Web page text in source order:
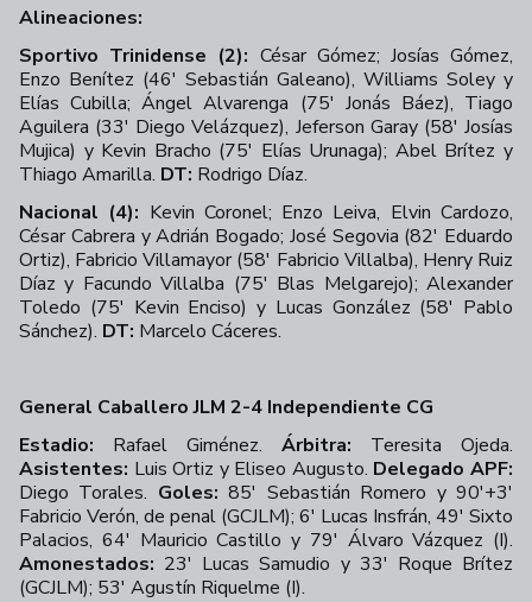
Alineaciones:
Sportivo Trinidense (2): César Gómez; Josías Gómez,
Enzo Benítez (46' Sebastián Galeano), Williams Soley y
Elías Cubilla; Ángel Alvarenga (75' Jonás Báez), Tiago
Aguilera (33' Diego Velázquez), Jeferson Garay (58' Josías
Mujica) y Kevin Bracho (75' Elías Urunaga); Abel Brítez y
Thiago Amarilla. DT: Rodrigo Díaz.
Nacional (4): Kevin Coronel; Enzo Leiva, Elvin Cardozo,
César Cabrera y Adrián Bogado; José Segovia (82' Eduardo
Ortiz), Fabricio Villamayor (58' Fabricio Villalba), Henry Ruiz
Díaz y Facundo Villalba (75' Blas Melgarejo); Alexander
Toledo (75' Kevin Enciso) y Lucas González (58' Pablo
Sánchez). DT: Marcelo Cáceres.
General Caballero JLM 2-4 Independiente CG
Estadio: Rafael Giménez. Árbitra: Teresita Ojeda.
Asistentes: Luis Ortiz y Eliseo Augusto. Delegado APF:
Diego Torales. Goles: 85' Sebastián Romero y 90'+3'
Fabricio Verón, de penal (GCJLM); 6' Lucas Insfrán, 49' Sixto
Palacios, 64' Mauricio Castillo y 79' Álvaro Vázquez (I).
Amonestados: 23' Lucas Samudio y 33' Roque Brítez
(GCJLM); 53' Agustín Riquelme (I).